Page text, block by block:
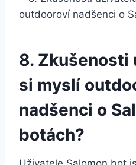
8. Zkušenosti
si⁢ myslí
nadšenci o‌
botách?